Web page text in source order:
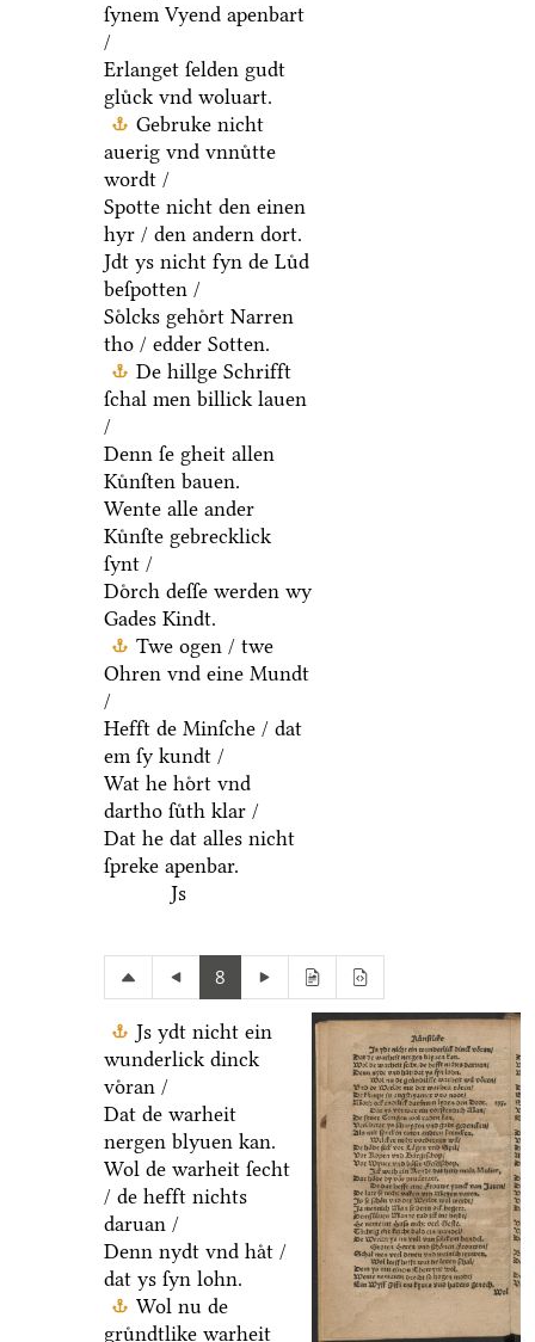
ſynem Vyend apenbart
/
Erlanget ſelden gudt
gluͤck vnd woluart.
Gebruke nicht
auerig vnd vnnuͤtte
wordt /
Spotte nicht den einen
hyr / den andern dort.
Jdt ys nicht fyn de Luͤd
beſpotten /
Soͤlcks gehoͤrt Narren
tho / edder Sotten.
De hillge Schrifft
ſchal men billick lauen
/
Denn ſe gheit allen
Kuͤnſten bauen.
Wente alle ander
Kuͤnſte gebrecklick
ſynt /
Doͤrch deſſe werden wy
Gades Kindt.
Twe ogen / twe
Ohren vnd eine Mundt
/
Hefft de Minſche / dat
em ſy kundt /
Wat he hoͤrt vnd
dartho ſuͤth klar /
Dat he dat alles nicht
ſpreke apenbar.
Js
8
Js ydt nicht ein
wunderlick dinck
voͤran /
Dat de warheit
nergen blyuen kan.
Wol de warheit ſecht
/ de hefft nichts
daruan /
Denn nydt vnd haͤt /
dat ys ſyn lohn.
Wol nu de
gruͤndtlike warheit